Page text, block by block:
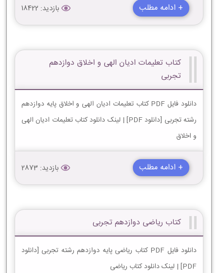
+ ادامه مطلب بازدید: 18422
کتاب تعلیمات ادیان الهی و اخلاق دوازدهم
تجربی
دانلود فایل PDF کتاب تعلیمات ادیان الهی و اخلاق پایه دوازدهم
رشته تجربی [دانلود PDF] | لینک دانلود کتاب تعلیمات ادیان الهی
و اخلاق
+ ادامه مطلب بازدید: 2873
کتاب ریاضی دوازدهم تجربی
دانلود فایل PDF کتاب ریاضی پایه دوازدهم رشته تجربی [دانلود
PDF] | لینک دانلود کتاب ریاضی